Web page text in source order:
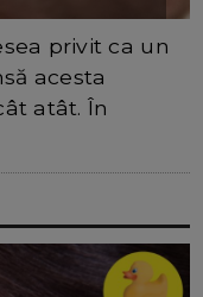
privit ca un
acesta
atât. În